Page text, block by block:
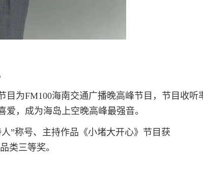
为FM100海南交通广播晚高峰节目，节目收听
，成为海岛上空晚高峰最强音。
”称号、主持作品《小堵大开心》节目获
类三等奖。